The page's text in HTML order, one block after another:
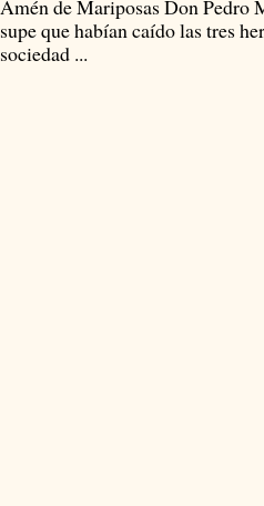
Amén de Mariposas Don
supe que habían caído las tres
sociedad ...